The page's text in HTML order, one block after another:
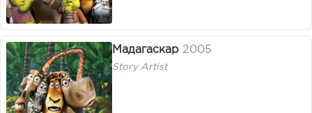
Мадагаскар 2005
Story Artist